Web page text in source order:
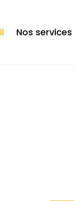
and the file is
Nos services